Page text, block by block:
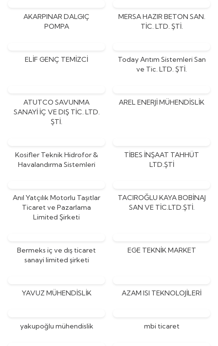
AKARPINAR DALGIÇ
POMPA
MERSA HAZIR BETON SAN.
TİC. LTD. ŞTİ.
ELİF GENÇ TEMİZCİ
Today Arıtım Sistemleri San
ve Tic. LTD. ŞTİ.
ATUTCO SAVUNMA
SANAYİ İÇ VE DIŞ TİC. LTD.
ŞTİ.
AREL ENERJİ MÜHENDİSLİK
Kosifler Teknik Hidrofor &
Havalandırma Sistemleri
TİBES İNŞAAT TAHHÜT
LTD.ŞTİ
Anıl Yatçılık Motorlu Taşıtlar
Ticaret ve Pazarlama
Limited Şirketi
TACIROĞLU KAYA BOBİNAJ
SAN VE TİC.LTD.ŞTİ.
Bermeks iç ve dış ticaret
sanayi limited şirketi
EGE TEKNİK MARKET
YAVUZ MÜHENDİSLİK AZAM ISI TEKNOLOJİLERİ
yakupoğlu mühendislik mbi ticaret